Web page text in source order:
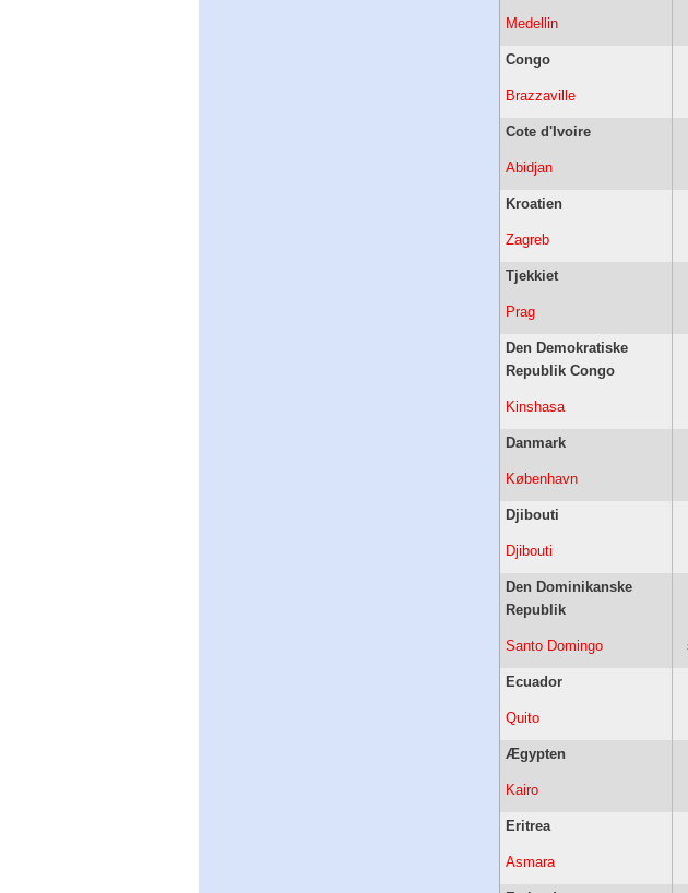
Medellin
Congo
Brazzaville
Cote d'Ivoire
Abidjan
Kroatien
Zagreb
Tjekkiet
Prag
Den Demokratiske
Republik Congo
Kinshasa
Danmark
København
Djibouti
Djibouti
Den Dominikanske
Republik
Santo Domingo
Ecuador
Quito
Ægypten
Kairo
Eritrea
Asmara